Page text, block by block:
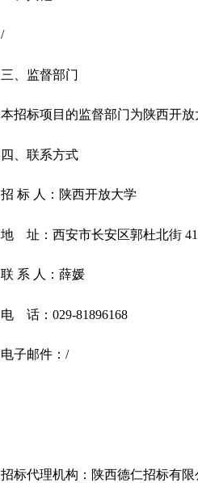
/
三、监督部门
本招标项目的监督部门为陕西开放
四、联系方式
招 标 人：陕西开放大学
地 址：西安市长安区郭杜北街
联 系 人：薛媛
电 话： 029-81896168
电子邮件： /
招标代理机构：陕西德仁招标有限